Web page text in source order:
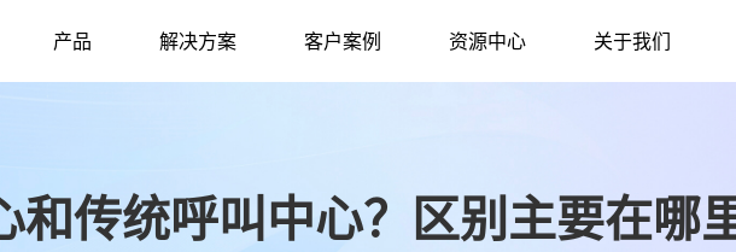
产品 解决方案 客户案例 资源中心 关于我们
和传统呼叫中心？区别主要在哪